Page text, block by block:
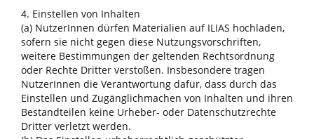
4. Einstellen von Inhalten
(a) NutzerInnen dürfen Materialien auf ILIAS hochladen,
sofern sie nicht gegen diese Nutzungsvorschriften,
weitere Bestimmungen der geltenden Rechtsordnung
oder Rechte Dritter verstoßen. Insbesondere tragen
NutzerInnen die Verantwortung dafür, dass durch das
Einstellen und Zugänglichmachen von Inhalten und ihren
Bestandteilen keine Urheber- oder Datenschutzrechte
Dritter verletzt werden.